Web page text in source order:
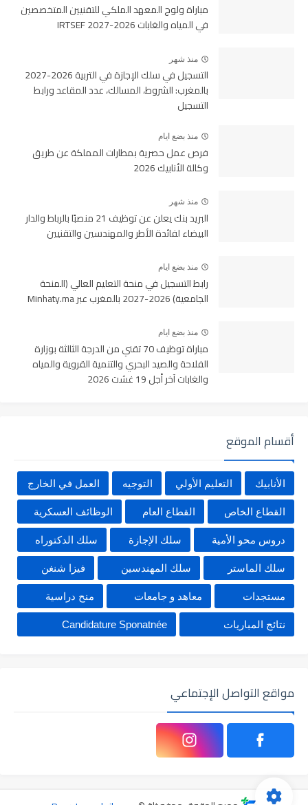
مباراة ولوج المعهد الملكي للتقنيين المتخصصين
في المياه والغابات 2026-2027 IRTSEF
منذ شهر
التسجيل في سلك الإجازة في التربية 2026-2027
بالمغرب: الشروط، المسالك، عدد المقاعد ورابط
التسجيل
منذ بضع ايام
فرص عمل حصرية بمطارات المملكة عن طريق
وكالة الأنابيك 2026
منذ شهر
البريد بنك يعلن عن توظيف 21 منصبًا بالرباط والدار
البيضاء لفائدة الأطر والمهندسين والتقنيين
منذ بضع ايام
رابط التسجيل في منحة التعليم العالي (المنحة
الجامعية) 2026-2027 بالمغرب عبر Minhaty.ma
منذ بضع ايام
مباراة توظيف 70 تقني من الدرجة الثالثة بوزارة
الفلاحة والصيد البحري والتنمية القروية والمياه
والغابات آخر أجل 19 غشت 2026
أقسام الموقع
الأنابيك التعليم الأولي التوجيه العمل في الخارج
القطاع الخاص القطاع العام الوظائف العسكرية
دروس محو الأمية سلك الإجازة سلك الدكتوراه
سلك الماستر سلك المهندسين فيزا شنغن
مستجدات معاهد و جامعات منح دراسية
نتائج المباريات Candidature Sponatnée
مواقع التواصل الإجتماعي